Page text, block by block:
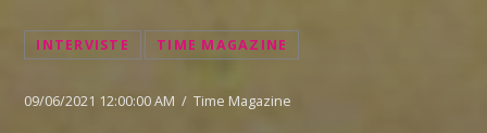
INTERVISTE TIME MAGAZINE
09/06/2021 12:00:00 AM / Time Magazine